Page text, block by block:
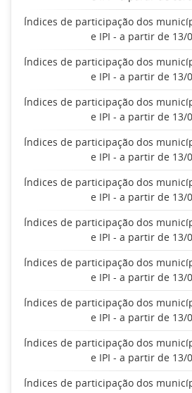
Índices de participação dos
e IPI - a partir de 13/
Índices de participação dos
e IPI - a partir de 13/
Índices de participação dos
e IPI - a partir de 13/
Índices de participação dos
e IPI - a partir de 13/
Índices de participação dos
e IPI - a partir de 13/
Índices de participação dos
e IPI - a partir de 13/
Índices de participação dos
e IPI - a partir de 13/
Índices de participação dos
e IPI - a partir de 13/
Índices de participação dos
e IPI - a partir de 13/
Índices de participação dos